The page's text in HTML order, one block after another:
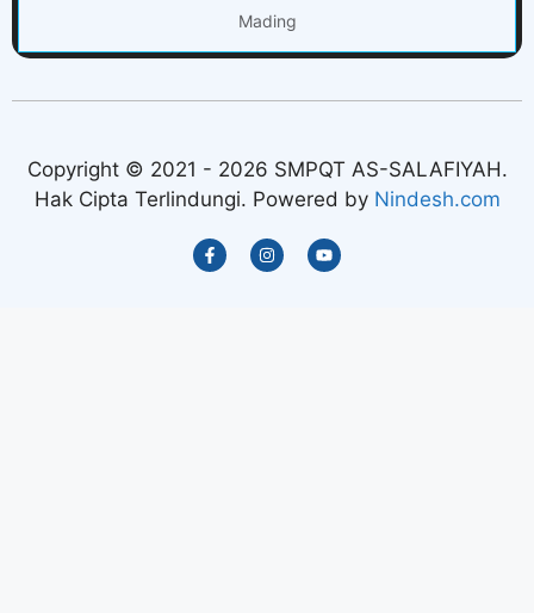
Mading
Copyright © 2021 - 2026 SMPQT AS-SALAFIYAH.
Hak Cipta Terlindungi. Powered by Nindesh.com